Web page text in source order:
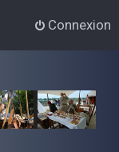
Connexion